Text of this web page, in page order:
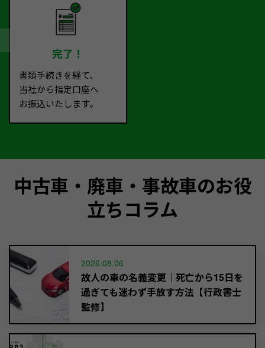
完了！
書類手続きを経て、
当社から指定口座へ
お振込いたします。
中古車・廃車・事故車のお役
立ちコラム
2026.08.06
故人の車の名義変更｜死亡から15日を
過ぎても迷わず手放す方法【行政書士
監修】